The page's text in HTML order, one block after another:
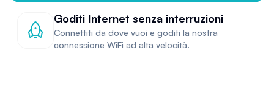
Goditi Internet senza interruzioni
Connettiti da dove vuoi e goditi la nostra
connessione WiFi ad alta velocità.